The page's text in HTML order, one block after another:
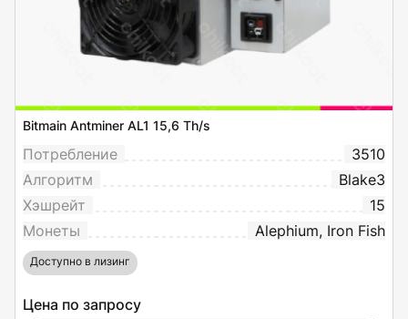
Bitmain Antminer AL1 15,6 Th/s
Потребление
3510
Алгоритм
Blake3
Хэшрейт
15
Монеты
Alephium, Iron Fish
Доступно в лизинг
Цена по запросу